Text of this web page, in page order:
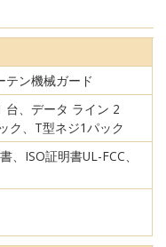
テン機械ガード
台、データ ライン 2
ク、T型ネジ1パック
、ISO証明書UL-FCC、